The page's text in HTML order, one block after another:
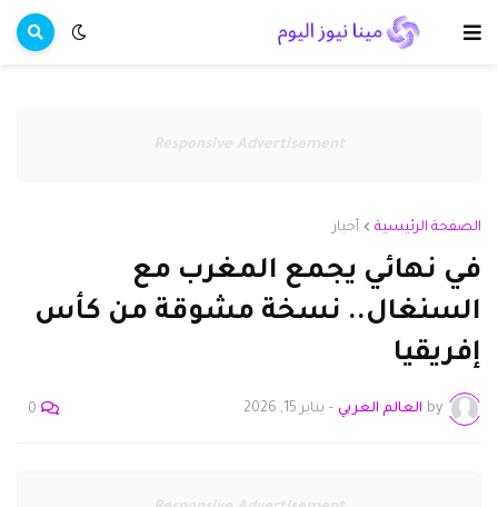
Responsive Advertisement
الصفحة الرئيسية أخبار
في نهائي يجمع المغرب مع
السنغال.. نسخة مشوقة من كأس
إفريقيا
by العالم العربي - يناير 15, 2026 0